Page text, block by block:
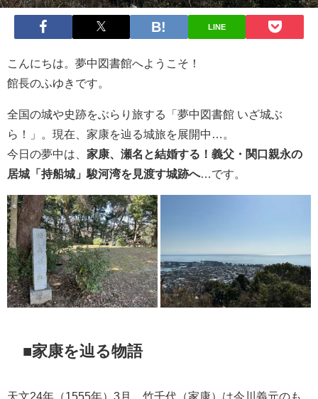
LINE
こんにちは。夢中図書館へようこそ！
館長のふゆきです。
全国の城や史跡をぶらり旅する「夢中図書館 いざ城ぶ
ら！」。現在、家康を辿る城旅を展開中…。
今日の夢中は、 家康、瀬名と結婚する！義父・関口親永の
居城「持船城」駿河湾を見渡す城跡へ…です。
■家康を辿る物語
天文24年（1555年）3月、竹千代（家康）は今川義元のも